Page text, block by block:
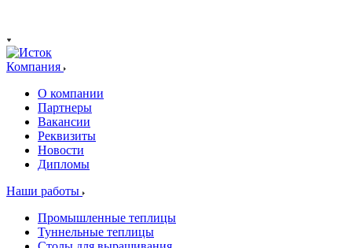
Компания
О компании
Партнеры
Вакансии
Реквизиты
Новости
Дипломы
Наши работы
Промышленные теплицы
Туннельные теплицы